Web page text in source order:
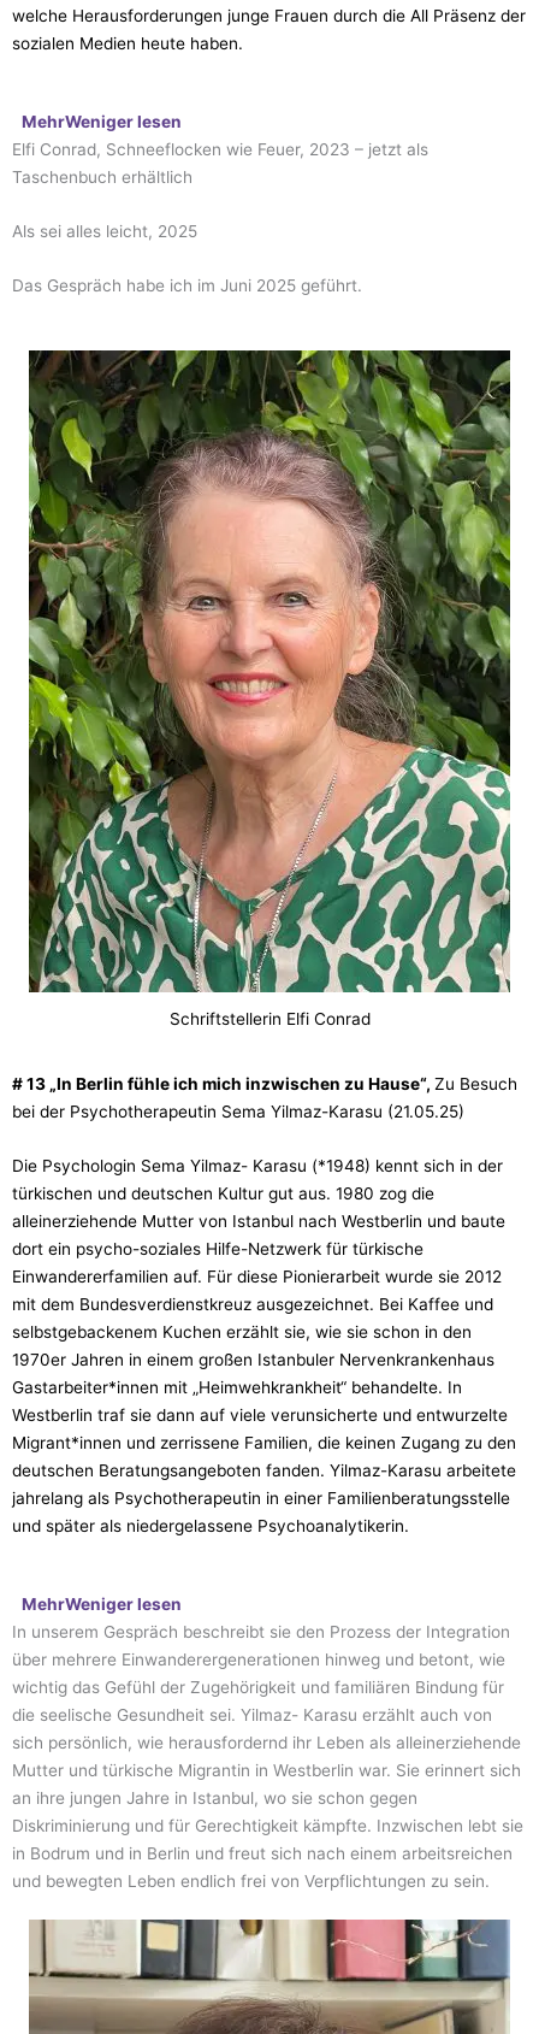
welche Herausforderungen junge Frauen durch die All Präsenz der
sozialen Medien heute haben.
MehrWenigerlesen
Elfi Conrad, Schneeflocken wie Feuer, 2023 – jetzt als
Taschenbuch erhältlich
Als sei alles leicht, 2025
Das Gespräch habe ich im Juni 2025 geführt.
Schriftstellerin Elfi Conrad
# 13 „In Berlin fühle ich mich inzwischen zu Hause“, Zu Besuch
bei der Psychotherapeutin Sema Yilmaz-Karasu (21.05.25)
Die Psychologin Sema Yilmaz- Karasu (*1948) kennt sich in der
türkischen und deutschen Kultur gut aus. 1980 zog die
alleinerziehende Mutter von Istanbul nach Westberlin und baute
dort ein psycho-soziales Hilfe-Netzwerk für türkische
Einwandererfamilien auf. Für diese Pionierarbeit wurde sie 2012
mit dem Bundesverdienstkreuz ausgezeichnet. Bei Kaffee und
selbstgebackenem Kuchen erzählt sie, wie sie schon in den
1970er Jahren in einem großen Istanbuler Nervenkrankenhaus
Gastarbeiter*innen mit „Heimwehkrankheit“ behandelte. In
Westberlin traf sie dann auf viele verunsicherte und entwurzelte
Migrant*innen und zerrissene Familien, die keinen Zugang zu den
deutschen Beratungsangeboten fanden. Yilmaz-Karasu arbeitete
jahrelang als Psychotherapeutin in einer Familienberatungsstelle
und später als niedergelassene Psychoanalytikerin.
MehrWenigerlesen
In unserem Gespräch beschreibt sie den Prozess der Integration
über mehrere Einwanderergenerationen hinweg und betont, wie
wichtig das Gefühl der Zugehörigkeit und familiären Bindung für
die seelische Gesundheit sei. Yilmaz- Karasu erzählt auch von
sich persönlich, wie herausfordernd ihr Leben als alleinerziehende
Mutter und türkische Migrantin in Westberlin war. Sie erinnert sich
an ihre jungen Jahre in Istanbul, wo sie schon gegen
Diskriminierung und für Gerechtigkeit kämpfte. Inzwischen lebt sie
in Bodrum und in Berlin und freut sich nach einem arbeitsreichen
und bewegten Leben endlich frei von Verpflichtungen zu sein.